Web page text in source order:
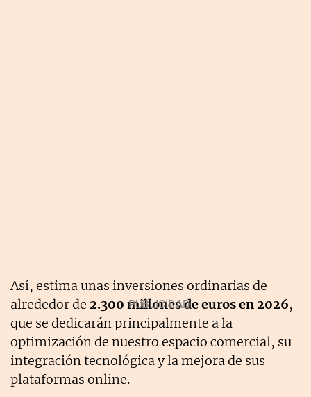
Así, estima unas inversiones ordinarias de
alrededor de 2.300 millones de euros en 2026,
que se dedicarán principalmente a la
optimización de nuestro espacio comercial, su
integración tecnológica y la mejora de sus
plataformas online.